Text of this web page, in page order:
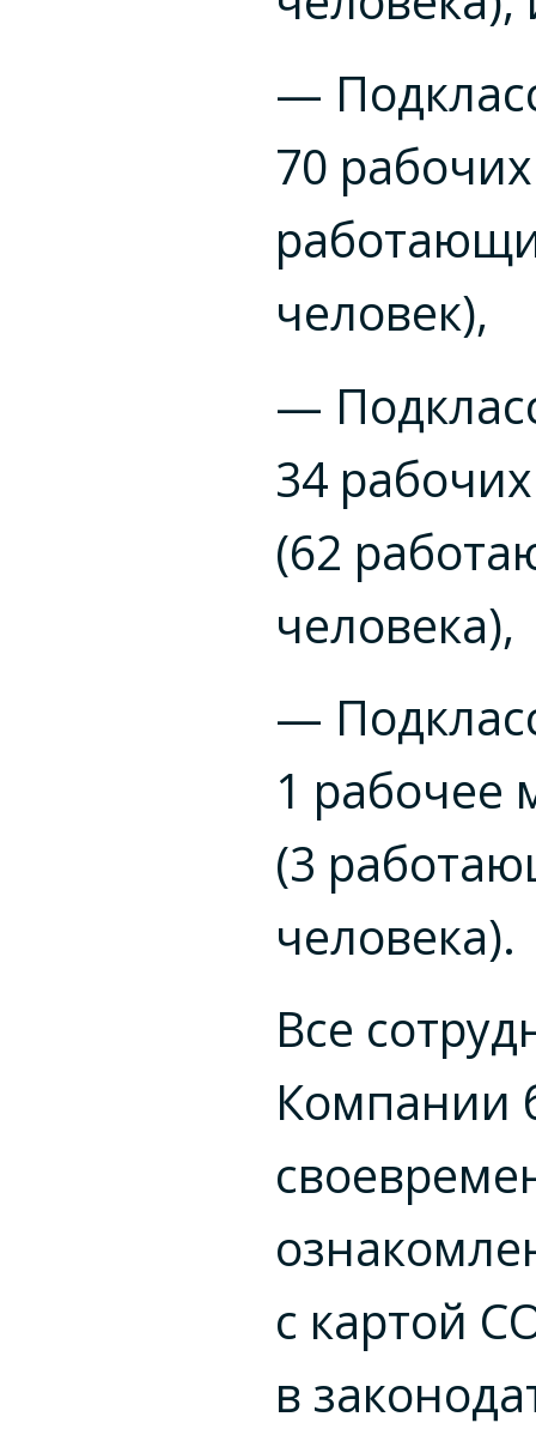
—
70
человек),
—
34
(62
человека),
—
1 рабочее
(3
человека).
Все
Компании
с картой
в